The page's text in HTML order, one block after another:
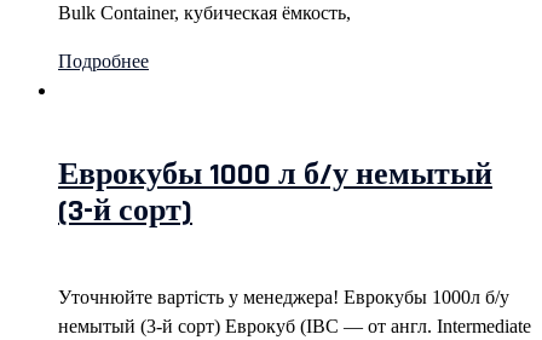
Bulk Container, кубическая ёмкость,
Подробнее
Еврокубы 1000 л б/у немытый
(3-й сорт)
Уточнюйте вартість у менеджера! Еврокубы 1000л б/у
немытый (3-й сорт) Еврокуб (IBC — от англ. Intermediate